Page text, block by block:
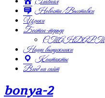
Новости/Выставки
Щенки
Бостон-терьер
СТАНДАРТ
Наши выпускники
Контакты
Вход на сайт
bonya-2